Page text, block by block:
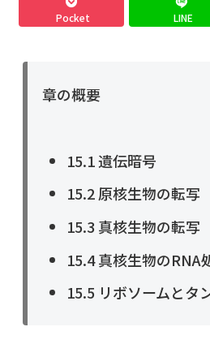
Pocket LINE
章の概要
15.1 遺伝暗号
15.2 原核生物の転写
15.3 真核生物の転写
15.4 真核生物のRNA
15.5 リボソームとタ